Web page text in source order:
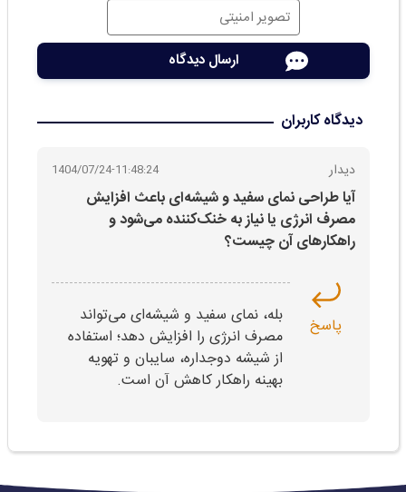
دیدگاه کاربران
دیدار 1404/07/24-11:48:24
آیا طراحی نمای سفید و شیشه‌ای باعث افزایش
مصرف انرژی یا نیاز به خنک‌کننده می‌شود و
راهکارهای آن چیست؟
پاسخ
بله، نمای سفید و شیشه‌ای می‌تواند
مصرف انرژی را افزایش دهد؛ استفاده
از شیشه دوجداره، سایبان و تهویه
بهینه راهکار کاهش آن است.